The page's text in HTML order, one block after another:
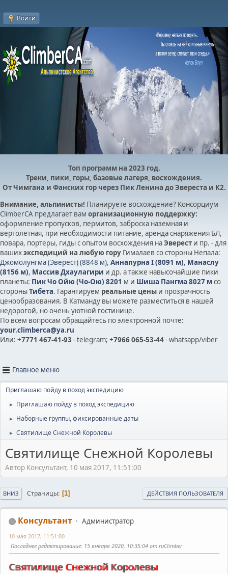
Войти
Топ программ на 2023 год.
Треки, пики, горы, базовые лагеря, восхождения.
От Чимгана и Фанских гор через Пик Ленина до Эвереста и К2.
Внимание, альпинисты! Планируете восхождение? Консорциум
ClimberCA предлагает вам организационную поддержку:
оформление пропусков, пермитов, заброска наземная и
вертолетная, при необходимости питание, аренда снаряжения БЛ,
повара, портеры, гиды с опытом восхождения наЭверест и пр. - для
вашихэкспедиций на любую гору Гималаев со стороны Непала:
Джомолунгма (Эверест) (8848 м), Аннапурна I (8091 м), Манаслу
(8156 м), Массив Дхаулагири и др. а также навысочайшие пики
планеты: Пик Чо Ойю (Чо-Ою) 8201 м и Шиша Пангма 8027 мсо
стороныТибета. Гарантируем реальные цены и прозрачность
ценообразования. В Катманду вы можете разместиться в нашей
недорогой, но очень уютной гостинице.
По всем вопросам обращайтесь по электронной почте:
your.climberca@ya.ru
Или: +7771 467-41-93 - telegram; +7966 065-53-44- whatsapp/viber
Главное меню
Приглашаю пойду в поход экспедицию
► Приглашаю пойду в поход экспедицию
► Наборные группы, фиксированные даты
► Святилище Снежной Королевы
Святилище Снежной Королевы
Автор Консультант, 10 мая 2017, 11:51:00
ВНИЗ Страницы 1 ДЕЙСТВИЯ ПОЛЬЗОВАТЕЛЯ
Консультант Администратор
10 мая 2017, 11:51:00
Последнее редактирование: 15 января 2020, 10:35:04 от ruClimber
Святилище Снежной Королевы